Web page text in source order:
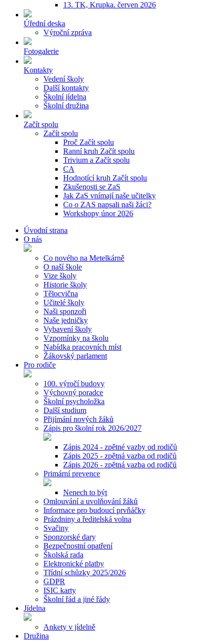
13. TK, Krupka. červen 2026
Úřední deska
Výroční zpráva
Fotogalerie
Kontakty
Vedení školy
Další kontakty
Školní jídelna
Školní družina
Začít spolu
Začít spolu
Proč Začít spolu
Ranní kruh Začít spolu
Trivium a Začít spolu
CA
Hodnotící kruh Začít spolu
Zkušenosti se ZaS
Jak ZaS vnímají naše učitelky
Co o ZAS napsali naši žáci?
Workshopy únor 2026
Úvodní strana
O nás
Co nového na Metelkárně
O naší škole
Vize školy
Historie školy
Tělocvična
Učitelé školy
Naši sponzoři
Naše jedničky
Vybavení školy
Vzpomínky na školu
Nabídka pracovních míst
Žákovský parlament
Pro rodiče
100. výročí budovy
Výchovný poradce
Školní psycholožka
Další studium
Přijímání nových žáků
Zápis pro školní rok 2026/2027
Zápis 2024 - zpětné vazby od rodičů
Zápis 2025 - zpětná vazba od rodičů
Zápis 2026 - zpětná vazba od rodičů
Primární prevence
Nenech to být
Omlouvání a uvolňování žáků
Informace pro budoucí prvňáčky
Prázdniny a ředitelská volna
Svačiny
Sponzorské dary
Bezpečnostní opatření
Školská rada
Elektronické platby
Třídní schůzky 2025/2026
GDPR
ISIC karty
Školní řád a jiné řády
Jídelna
Ankety v jídelně
Družina